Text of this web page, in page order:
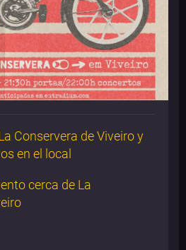
Conservera de Viveiro y
en el local
cerca de La